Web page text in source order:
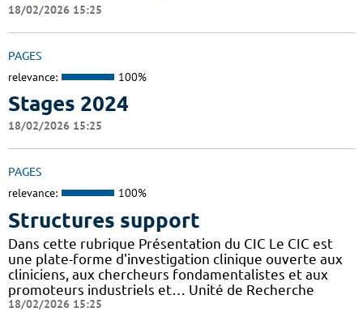
18/02/2026 15:25
PAGES
relevance: 100%
Stages 2024
18/02/2026 15:25
PAGES
relevance: 100%
Structures support
Dans cette rubrique Présentation du CIC Le CIC est
une plate-forme d'investigation clinique ouverte aux
cliniciens, aux chercheurs fondamentalistes et aux
promoteurs industriels et… Unité de Recherche
18/02/2026 15:25